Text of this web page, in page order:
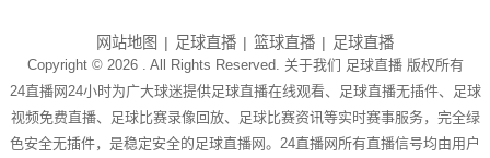
网站地图 足球直播 篮球直播 足球直播
Copyright © 2026 . All Rights Reserved. 关于我们 足球直播版权所有
24直播网24小时为广大球迷提供足球直播在线观看、足球直播无插件、足球
视频免费直播、足球比赛录像回放、足球比赛资讯等实时赛事服务，完全绿
色安全无插件，是稳定安全的足球直播网。24直播网所有直播信号均由用户